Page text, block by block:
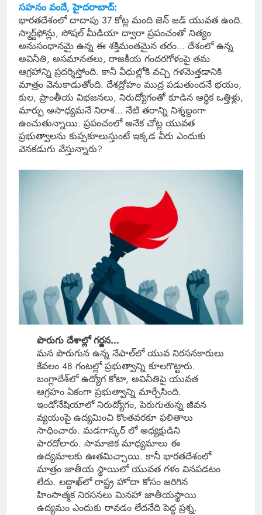
సహనం వందే, హైదరాబాద్:
భారతదేశంలో దాదాపు 37 కోట్ల మంది జెన్ జడ్ యువత ఉంది.
స్మార్ట్‌ఫోన్లు, సోషల్ మీడియా ద్వారా ప్రపంచంతో నిత్యం
అనుసంధానమై ఉన్న ఈ శక్తిమంతమైన తరం… దేశంలో ఉన్న
అవినీతి, అసమానతలు, రాజకీయ గందరగోళంపై తమ
ఆగ్రహాన్ని ప్రదర్శిస్తోంది. కానీ వీధుల్లోకి వచ్చి గళమెత్తడానికి
మాత్రం వెనుకాడుతోంది. దేశద్రోహం ముద్ర పడుతుందనే భయం,
కుల, ప్రాంతీయ విభజనలు, నిరుద్యోగంతో కూడిన ఆర్థిక ఒత్తిళ్లు,
మార్పు అసాధ్యమనే నిరాశ… నేటి తరాన్ని నిశ్శబ్దంగా
ఉంచుతున్నాయి. ప్రపంచంలో అనేక చోట్ల యువత
ప్రభుత్వాలను కుప్పకూలుస్తుంటే ఇక్కడ వీరు ఎందుకు
వెనకడుగు వేస్తున్నారు?
పొరుగు దేశాల్లో గర్జన…
మన పొరుగున ఉన్న నేపాల్‌లో యువ నిరసనకారులు
కేవలం 48 గంటల్లో ప్రభుత్వాన్ని కూలగొట్టారు.
బంగ్లాదేశ్‌లో ఉద్యోగ కోటా, అవినీతిపై యువత
ఆగ్రహం ఏకంగా ప్రభుత్వాన్ని మార్చేసింది.
ఇండోనేషియాలో నిరుద్యోగం, పెరుగుతున్న జీవన
వ్యయంపై ఉద్యమించి కొంతవరకూ ఫలితాలు
సాధించారు. మడగాస్కర్ లో అధ్యక్షుడిని
పారదోలారు. సామాజిక మాధ్యమాలు ఈ
ఉద్యమాలకు ఊతమిచ్చాయి. కానీ భారతదేశంలో
మాత్రం జాతీయ స్థాయిలో యువత గళం వినపడటం
లేదు. లద్దాఖ్‌లో రాష్ట్ర హోదా కోసం జరిగిన
హింసాత్మక నిరసనలు మినహా జాతీయస్థాయి
ఉద్యమం ఎందుకు రావడం లేదనేది పెద్ద ప్రశ్న.